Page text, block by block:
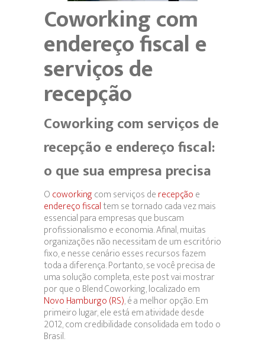
Coworking com
endereço fiscal e
serviços de
recepção
Coworking com serviços de
recepção e endereço fiscal:
o que sua empresa precisa
Ocoworkingcom serviços derecepçãoe
endereço fiscaltem se tornado cada vez mais
essencial para empresas que buscam
profissionalismo e economia. Afinal, muitas
organizações não necessitam de um escritório
fixo, e nesse cenário esses recursos fazem
toda a diferença. Portanto, se você precisa de
uma solução completa, este post vai mostrar
por que o Blend Coworking, localizado em
Novo Hamburgo (RS), é a melhor opção. Em
primeiro lugar, ele está em atividade desde
2012, com credibilidade consolidada em todo o
Brasil.